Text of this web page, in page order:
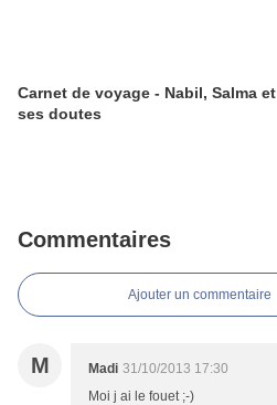
Carnet de voyage - Nabil, Salma et
ses doutes
Commentaires
Ajouter un commentaire
M Madi 31/10/2013 17:30
Moi j ai le fouet ;-)